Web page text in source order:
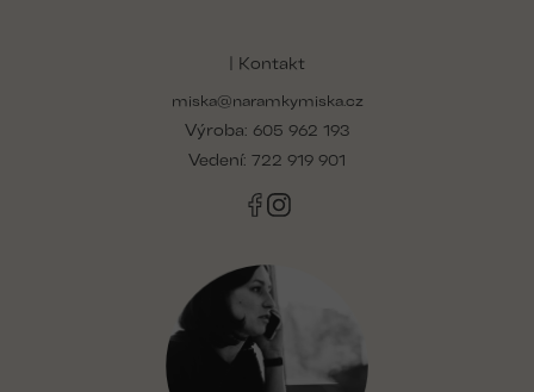
| Kontakt
miska@naramkymiska.cz
Výroba: 605 962 193
Vedení: 722 919 901